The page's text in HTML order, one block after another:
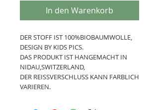
In den Warenkorb
DER STOFF IST 100%BIOBAUMWOLLE,
DESIGN BY KIDS PICS.
DAS PRODUKT IST HANGEMACHT IN
NIDAU,SWITZERLAND,
DER REISSVERSCHLUSS KANN FARBLICH
VARIEREN.